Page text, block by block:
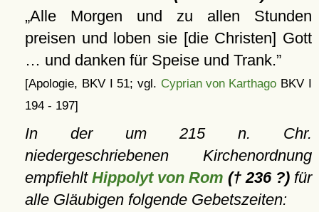
Alle Morgen und zu allen Stunden
preisen und loben sie [die Christen] Gott
… und danken für Speise und Trank.
[Apologie, BKV I 51; vgl. Cyprian von Karthago BKV I
194 - 197]
In der um 215 n. Chr.
niedergeschriebenen Kirchenordnung
empfiehlt Hippolyt von Rom († 236 ?)für
alle Gläubigen folgende Gebetszeiten: